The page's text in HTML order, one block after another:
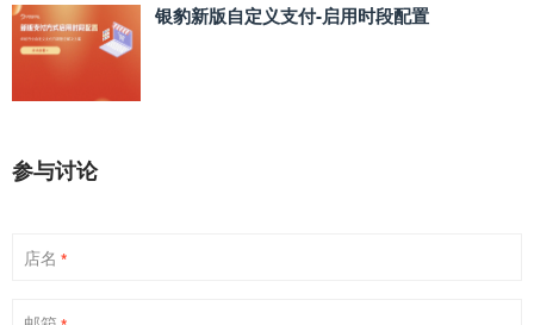
银豹新版自定义支付‑启用时段配置
参与讨论
店名 *